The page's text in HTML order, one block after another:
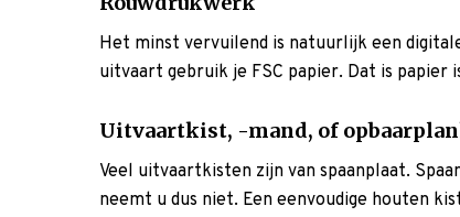
Het minst vervuilend is natuurlijk een
uitvaart gebruik je FSC papier. Dat is papier
Uitvaartkist, -mand, of
Veel uitvaartkisten zijn van spaanplaat.
neemt u dus niet. Een eenvoudige houten